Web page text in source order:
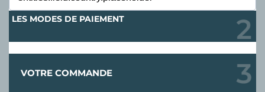
LES MODES DE PAIEMENT
VOTRE COMMANDE